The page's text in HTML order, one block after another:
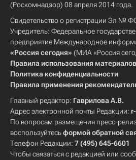
(Роскомнадзор) 08 апреля 2014 года.
Свидетельство о регистрации Эл №
Учредитель: Федеральное
предприятие Международное
«Россия сегодня» (МИА «Россия
Правила использования материалов
Политика конфиденциальности
Правила применения
Главный редактор: Гаврилова А.В.
Адрес электронной почты Редакции:
По вопросам размещения пресс-
воспользуйтесьформой обратной
Телефон Редакции: 7 (495) 645-6601
Чтобы связаться с редакцией или